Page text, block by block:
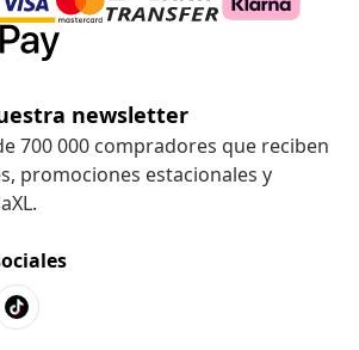
newsletter
700 000 compradores que reciben
promociones estacionales y